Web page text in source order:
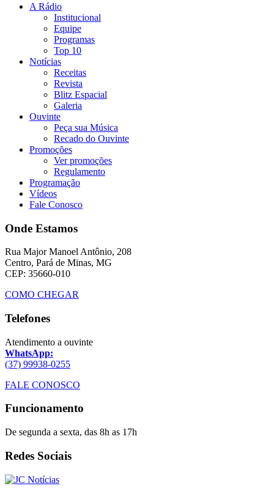
A Rádio
Institucional
Equipe
Programas
Top 10
Notícias
Receitas
Revista
Blitz Espacial
Galeria
Ouvinte
Peça sua Música
Recado do Ouvinte
Promoções
Ver promoções
Regulamento
Programação
Vídeos
Fale Conosco
Onde Estamos
Rua Major Manoel Antônio, 208
Centro, Pará de Minas, MG
CEP: 35660-010
COMO CHEGAR
Telefones
Atendimento a ouvinte
WhatsApp:
(37) 99938-0255
FALE CONOSCO
Funcionamento
De segunda a sexta, das 8h as 17h
Redes Sociais